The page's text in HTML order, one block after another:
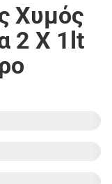
Χυμός
2 X 1lt